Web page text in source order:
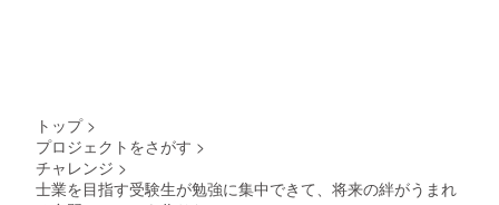
トップ >
プロジェクトをさがす >
チャレンジ >
士業を目指す受験生が勉強に集中できて、将来の絆がうまれ